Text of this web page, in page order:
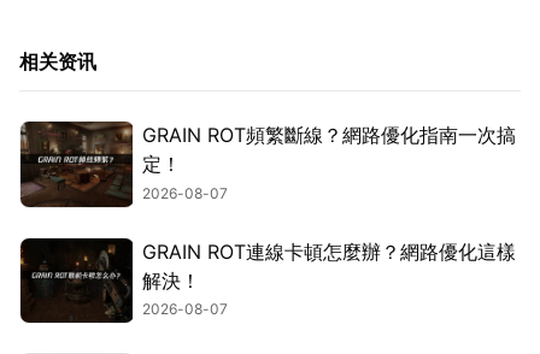
相关资讯
GRAIN ROT頻繁斷線？網路優化指南一次搞
定！
2026-08-07
GRAIN ROT連線卡頓怎麼辦？網路優化這樣
解決！
2026-08-07